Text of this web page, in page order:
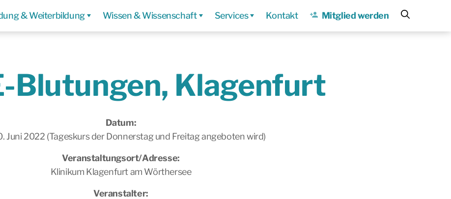
& Weiterbildung Wissen & Wissenschaft Services Kontakt Mitglied werden
Blutungen, Klagenfurt
Datum:
Juni 2022 (Tageskurs der Donnerstag und Freitag angeboten wird)
Veranstaltungsort/Adresse:
Klinikum Klagenfurt am Wörthersee
Veranstalter: